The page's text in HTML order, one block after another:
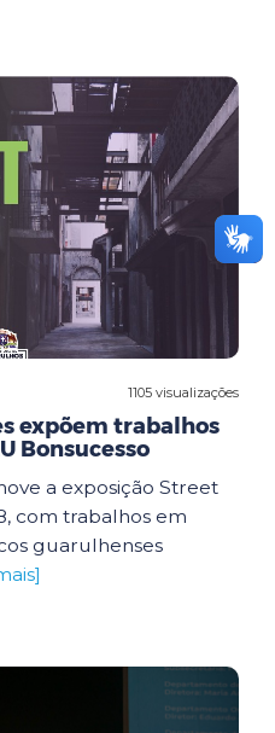
1105 visualizações
expõem trabalhos
Bonsucesso
a exposição Street
com trabalhos em
guarulhenses